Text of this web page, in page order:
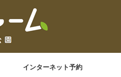
インターネット予約